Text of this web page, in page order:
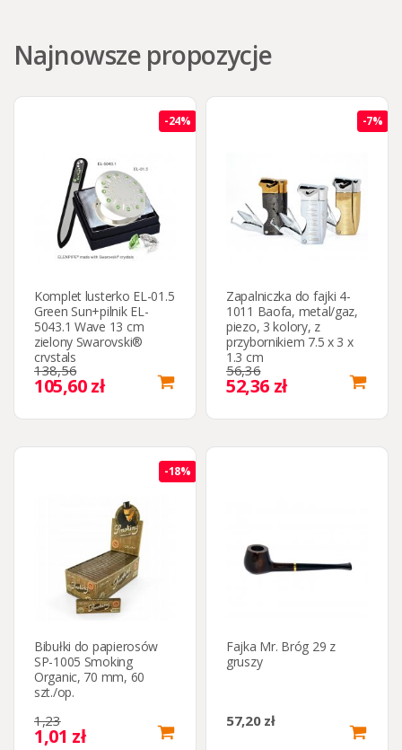
Najnowsze propozycje
-24%
Komplet lusterko EL-01.5
Green Sun+pilnik EL-
5043.1 Wave 13 cm
zielony Swarovski®
crystals
138,56
105,60 zł
-7%
Zapalniczka do fajki 4-
1011 Baofa, metal/gaz,
piezo, 3 kolory, z
przybornikiem 7.5 x 3 x
1.3 сm
56,36
52,36 zł
-18%
Bibułki do papierosów
SP-1005 Smoking
Organic, 70 mm, 60
szt./op.
1,23
1,01 zł
Fajka Mr. Bróg 29 z
gruszy
57,20 zł